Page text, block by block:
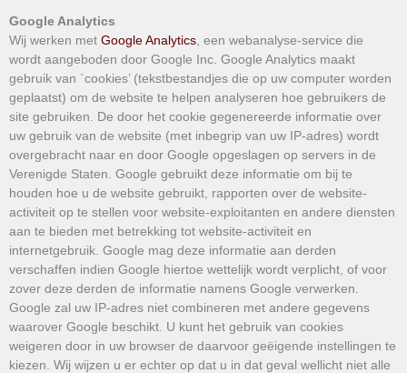
Google Analytics
Wij werken met Google Analytics , een webanalyse-service die
wordt aangeboden door Google Inc. Google Analytics maakt
gebruik van `cookies’ (tekstbestandjes die op uw computer worden
geplaatst) om de website te helpen analyseren hoe gebruikers de
site gebruiken. De door het cookie gegenereerde informatie over
uw gebruik van de website (met inbegrip van uw IP-adres) wordt
overgebracht naar en door Google opgeslagen op servers in de
Verenigde Staten. Google gebruikt deze informatie om bij te
houden hoe u de website gebruikt, rapporten over de website-
activiteit op te stellen voor website-exploitanten en andere diensten
aan te bieden met betrekking tot website-activiteit en
internetgebruik. Google mag deze informatie aan derden
verschaffen indien Google hiertoe wettelijk wordt verplicht, of voor
zover deze derden de informatie namens Google verwerken.
Google zal uw IP-adres niet combineren met andere gegevens
waarover Google beschikt. U kunt het gebruik van cookies
weigeren door in uw browser de daarvoor geëigende instellingen te
kiezen. Wij wijzen u er echter op dat u in dat geval wellicht niet alle